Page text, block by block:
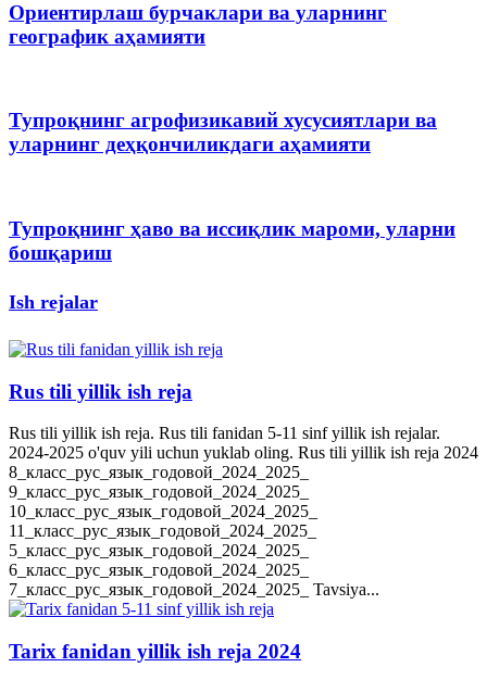
Ориентирлаш бурчаклари ва уларнинг
географик аҳамияти
Тупроқнинг агрофизикавий хусусиятлари ва
уларнинг деҳқончиликдаги аҳамияти
Тупроқнинг ҳаво ва иссиқлик мароми, уларни
бошқариш
Ish rejalar
Rus tili yillik ish reja
Rus tili yillik ish reja. Rus tili fanidan 5-11 sinf yillik ish rejalar.
2024-2025 o'quv yili uchun yuklab oling. Rus tili yillik ish reja 2024
8_класс_рус_язык_годовой_2024_2025_
9_класс_рус_язык_годовой_2024_2025_
10_класс_рус_язык_годовой_2024_2025_
11_класс_рус_язык_годовой_2024_2025_
5_класс_рус_язык_годовой_2024_2025_
6_класс_рус_язык_годовой_2024_2025_
7_класс_рус_язык_годовой_2024_2025_ Tavsiya...
Tarix fanidan yillik ish reja 2024